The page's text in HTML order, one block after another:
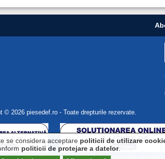
© 2026 piesedef.ro - Toate drepturile rezervate.
https://consumer-redress.ec.europa.eu/site-
se considera acceptare politicii de utilizare
politicii de protejare a datelor.